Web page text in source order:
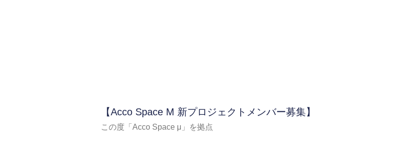
【Acco Space Μ 新プロジェクトメンバー募集】
この度「Acco Space μ」を拠点